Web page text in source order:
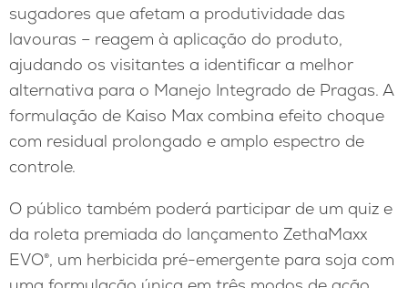
sugadores que afetam a produtividade das
lavouras – reagem à aplicação do produto,
ajudando os visitantes a identificar a melhor
alternativa para o Manejo Integrado de Pragas. A
formulação de Kaiso Max combina efeito choque
com residual prolongado e amplo espectro de
controle.
O público também poderá participar de um quiz e
da roleta premiada do lançamento ZethaMaxx
EVO®, um herbicida pré-emergente para soja com